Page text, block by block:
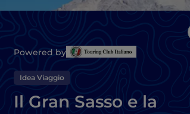
Powered by
Idea Viaggio
Il Gran Sasso e la